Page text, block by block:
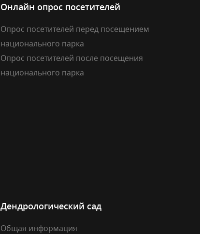
Онлайн опрос посетителей
Опрос посетителей перед посещением
национального парка
Опрос посетителей после посещения
национального парка
Дендрологический сад
Общая информация